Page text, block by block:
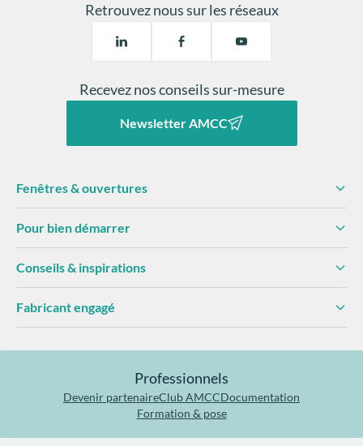
certification NF
performances des vitrages.
label Qualicoat
vient également attester de la tenue
dans le temps de nos laquages aluminium, résistants aux
Cela commence dès le choix des
Nos sites de production utilisent des
renouvelables, et nos procédés de fabrication visent à
optimiser les ressources et à réduire les déchets.
recyclés à 100%.
avec des plannings delivraisons optimisés
limiter les trajets.
Retrouvez nous sur les réseaux
Recevez nos conseils sur-mesure
Newsletter AMCC
Fenêtres & ouvertures
Pour bien démarrer
Conseils & inspirations
Fabricant engagé
Professionnels
Devenir partenaireClub AMCCDocumentation
Formation & pose